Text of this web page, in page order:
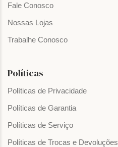
Fale Conosco
Nossas Lojas
Trabalhe Conosco
Políticas
Políticas de Privacidade
Políticas de Garantia
Políticas de Serviço
Políticas de Trocas e Devoluções